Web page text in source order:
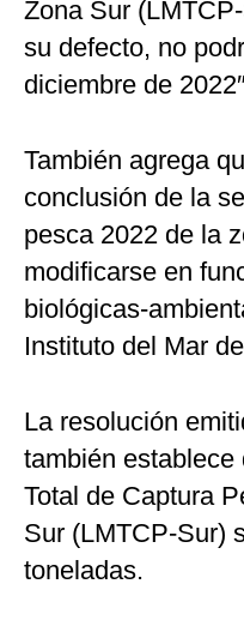
Zona Sur
su defecto, no
diciembre de
También agrega
conclusión de la
pesca 2022 de la
modificarse en
biológicas-
Instituto del Mar
La resolución
también
Total de Captura
Sur (LMTCP-Sur)
toneladas.